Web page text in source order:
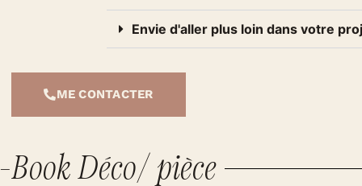
Envie d'aller plus loin dans votre
ME CONTACTER
Book Déco/ pièce